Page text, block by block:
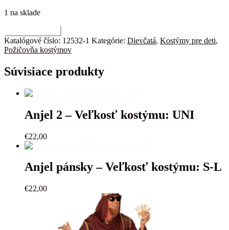
1 na sklade
Námorníčka
2
kostýmu:
4-
Katalógové číslo: 12532-1 Kategórie: Dievčatá, Kostýmy pre deti,
Požičovňa kostýmov
Súvisiace produkty
Anjel 2 – Veľkosť kostýmu: UNI
€22,00
Anjel pánsky – Veľkosť kostýmu: S-L
€22,00